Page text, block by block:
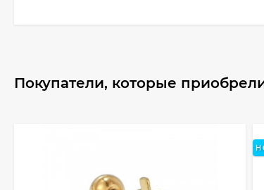
Покупатели, которые